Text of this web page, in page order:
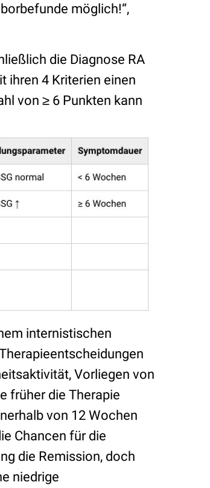
möglich!“,
die Diagnose RA
ihren 4 Kriterien einen
von ≥ 6 Punkten kann
internistischen
Vorliegen von
früher die Therapie
von 12 Wochen
Chancen für die
die Remission, doch
niedrige